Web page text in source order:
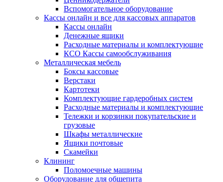
Вспомогательное оборудование
Кассы онлайн и все для кассовых аппаратов
Кассы онлайн
Денежные ящики
Расходные материалы и комплектующие
КСО Кассы самообслуживания
Металлическая мебель
Боксы кассовые
Верстаки
Картотеки
Комплектующие гардеробных систем
Расходные материалы и комплектующие
Тележки и корзинки покупательские и
грузовые
Шкафы металлические
Ящики почтовые
Скамейки
Клининг
Поломоечные машины
Оборудование для общепита